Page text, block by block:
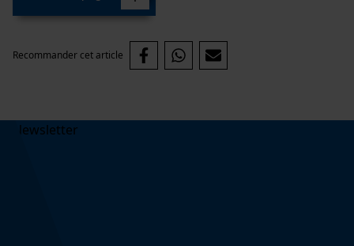
Recommander cet article
Google Global Site Tag
Facebook Pixel